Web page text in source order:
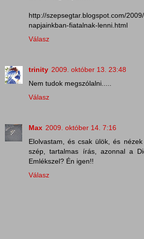
http://szepsegtar.blogspot.com/
napjainkban-fiatalnak-lenni.html
Válasz
trinity 2009. október 13. 23:48
Nem tudok megszólalni.....
Válasz
Max 2009. október 14. 7:16
Elolvastam, és csak ülök, és
szép, tartalmas írás, azonnal a
Emlékszel? Én igen!!
Válasz